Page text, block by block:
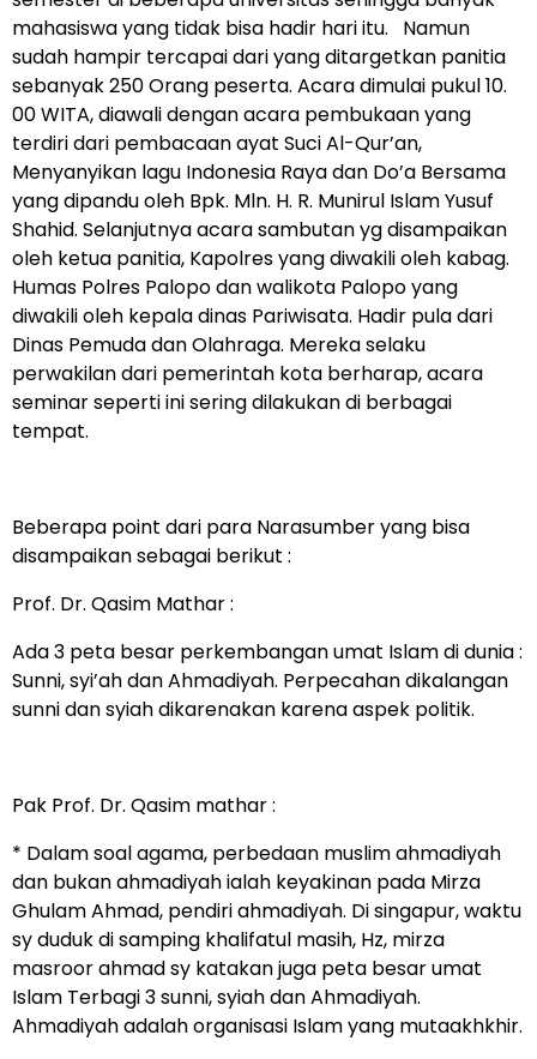
mahasiswa yang tidak bisa hadir hari itu. Namun
sudah hampir tercapai dari yang ditargetkan panitia
sebanyak 250 Orang peserta. Acara dimulai pukul 10.
00 WITA, diawali dengan acara pembukaan yang
terdiri dari pembacaan ayat Suci Al-Qur’an,
Menyanyikan lagu Indonesia Raya dan Do’a Bersama
yang dipandu oleh Bpk. Mln. H. R. Munirul Islam Yusuf
Shahid. Selanjutnya acara sambutan yg disampaikan
oleh ketua panitia, Kapolres yang diwakili oleh kabag.
Humas Polres Palopo dan walikota Palopo yang
diwakili oleh kepala dinas Pariwisata. Hadir pula dari
Dinas Pemuda dan Olahraga. Mereka selaku
perwakilan dari pemerintah kota berharap, acara
seminar seperti ini sering dilakukan di berbagai
tempat.
Beberapa point dari para Narasumber yang bisa
disampaikan sebagai berikut :
Prof. Dr. Qasim Mathar :
Ada 3 peta besar perkembangan umat Islam di dunia :
Sunni, syi’ah dan Ahmadiyah. Perpecahan dikalangan
sunni dan syiah dikarenakan karena aspek politik.
Pak Prof. Dr. Qasim mathar :
* Dalam soal agama, perbedaan muslim ahmadiyah
dan bukan ahmadiyah ialah keyakinan pada Mirza
Ghulam Ahmad, pendiri ahmadiyah. Di singapur, waktu
sy duduk di samping khalifatul masih, Hz, mirza
masroor ahmad sy katakan juga peta besar umat
Islam Terbagi 3 sunni, syiah dan Ahmadiyah.
Ahmadiyah adalah organisasi Islam yang mutaakhkhir.